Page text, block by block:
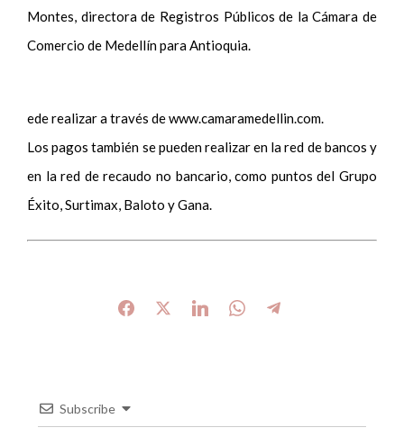
Montes, directora de Registros Públicos de la Cámara de
Comercio de Medellín para Antioquia.
ede realizar a través de www.camaramedellin.com.
Los pagos también se pueden realizar en la red de bancos y
en la red de recaudo no bancario, como puntos del Grupo
Éxito, Surtimax, Baloto y Gana.
Subscribe